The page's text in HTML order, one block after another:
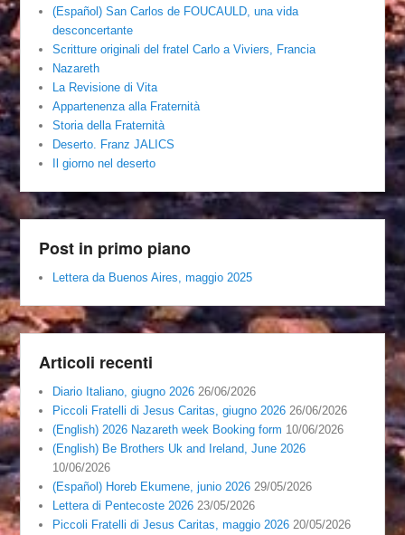
(Español) San Carlos de FOUCAULD, una vida
desconcertante
Scritture originali del fratel Carlo a Viviers, Francia
Nazareth
La Revisione di Vita
Appartenenza alla Fraternità
Storia della Fraternità
Deserto. Franz JALICS
Il giorno nel deserto
Post in primo piano
Lettera da Buenos Aires, maggio 2025
Articoli recenti
Diario Italiano, giugno 2026 26/06/2026
Piccoli Fratelli di Jesus Caritas, giugno 2026 26/06/2026
(English) 2026 Nazareth week Booking form 10/06/2026
(English) Be Brothers Uk and Ireland, June 2026
10/06/2026
(Español) Horeb Ekumene, junio 2026 29/05/2026
Lettera di Pentecoste 2026 23/05/2026
Piccoli Fratelli di Jesus Caritas, maggio 2026 20/05/2026